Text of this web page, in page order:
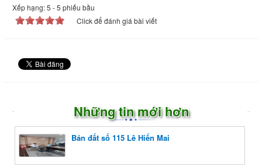
Xếp hạng:5 -5 phiếu bầu
Click để đánh giá bài viết
Những tin mới hơn
Bán đất số 115 Lê Hiến Mai